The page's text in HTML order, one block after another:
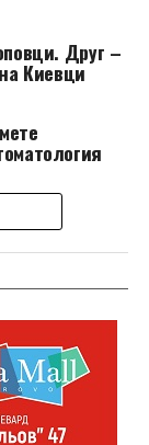
Друг –
Киевци